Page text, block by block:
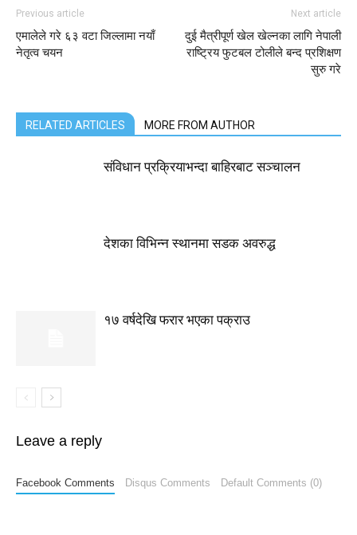
Previous article
एमालेले गरे ६३ वटा जिल्लामा नयाँ
नेतृत्व चयन
Next article
दुई मैत्रीपूर्ण खेल खेल्नका लागि नेपाली
राष्ट्रिय फुटबल टोलीले बन्द प्रशिक्षण
सुरु गरे
RELATED ARTICLES MORE FROM AUTHOR
संविधान प्रक्रियाभन्दा बाहिरबाट सञ्चालन
देशका विभिन्न स्थानमा सडक अवरुद्ध
१७ वर्षदेखि फरार भएका पक्राउ
Leave a reply
Facebook Comments Disqus Comments Default Comments (0)